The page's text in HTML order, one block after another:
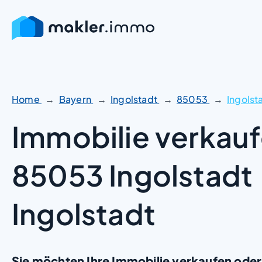
Home Bayern Ingolstadt 85053
Immobilie
85053 Ingolstadt
Ingolstadt